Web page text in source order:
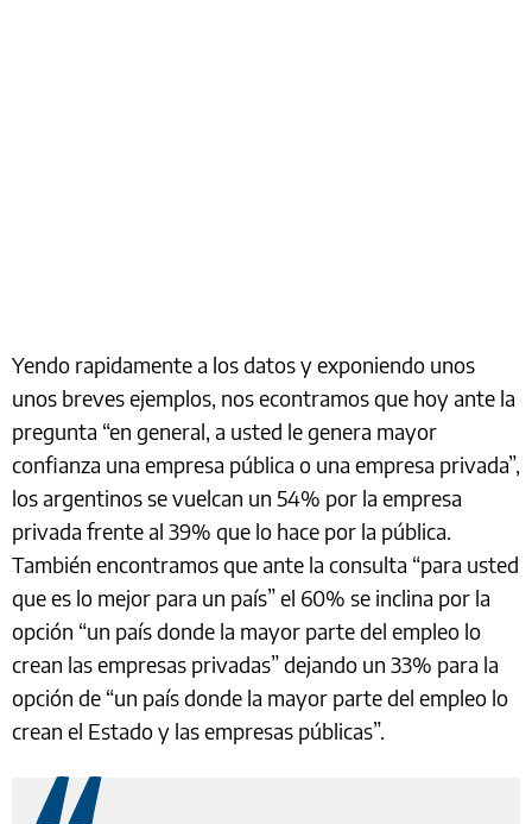
Yendo rapidamente a los datos y exponiendo unos
unos breves ejemplos, nos econtramos que hoy ante la
pregunta “en general, a usted le genera mayor
confianza una empresa pública o una empresa privada”,
los argentinos se vuelcan un 54% por la empresa
privada frente al 39% que lo hace por la pública.
También encontramos que ante la consulta “para usted
que es lo mejor para un país” el 60% se inclina por la
opción “un país donde la mayor parte del empleo lo
crean las empresas privadas” dejando un 33% para la
opción de “un país donde la mayor parte del empleo lo
crean el Estado y las empresas públicas”.